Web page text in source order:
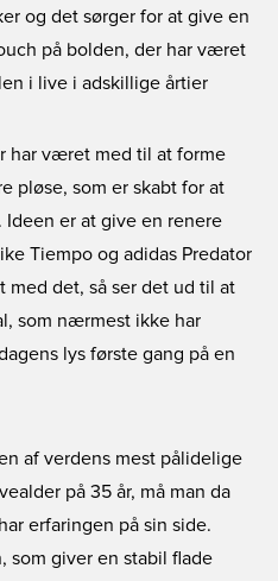
og det sørger for at give en
på bolden, der har været
i live i adskillige årtier
har været med til at forme
pløse, som er skabt for at
er at give en renere
Tiempo og adidas Predator
med det, så ser det ud til at
som nærmest ikke har
lys første gang på en
af verdens mest pålidelige
på 35 år, må man da
erfaringen på sin side.
som giver en stabil flade